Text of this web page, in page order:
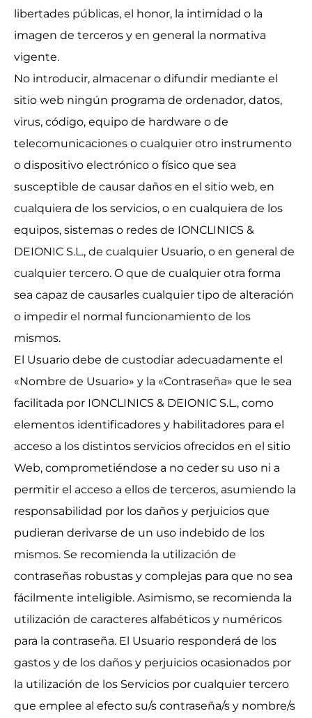
libertades públicas, el honor, la intimidad o la
imagen de terceros y en general la normativa
vigente.
No introducir, almacenar o difundir mediante el
sitio web ningún programa de ordenador, datos,
virus, código, equipo de hardware o de
telecomunicaciones o cualquier otro instrumento
o dispositivo electrónico o físico que sea
susceptible de causar daños en el sitio web, en
cualquiera de los servicios, o en cualquiera de los
equipos, sistemas o redes de IONCLINICS &
DEIONIC S.L., de cualquier Usuario, o en general de
cualquier tercero. O que de cualquier otra forma
sea capaz de causarles cualquier tipo de alteración
o impedir el normal funcionamiento de los
mismos.
El Usuario debe de custodiar adecuadamente el
«Nombre de Usuario» y la «Contraseña» que le sea
facilitada por IONCLINICS & DEIONIC S.L., como
elementos identificadores y habilitadores para el
acceso a los distintos servicios ofrecidos en el sitio
Web, comprometiéndose a no ceder su uso ni a
permitir el acceso a ellos de terceros, asumiendo la
responsabilidad por los daños y perjuicios que
pudieran derivarse de un uso indebido de los
mismos. Se recomienda la utilización de
contraseñas robustas y complejas para que no sea
fácilmente inteligible. Asimismo, se recomienda la
utilización de caracteres alfabéticos y numéricos
para la contraseña. El Usuario responderá de los
gastos y de los daños y perjuicios ocasionados por
la utilización de los Servicios por cualquier tercero
que emplee al efecto su/s contraseña/s y nombre/s